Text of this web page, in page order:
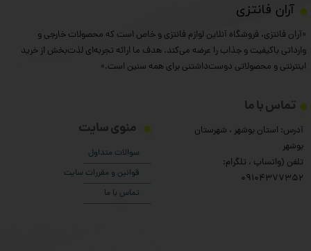
​آران فانتزی
«آران فانتزی، فروشگاه آنلاین لوازم فانتزی و خاص است که محصولات خارجی و
وارداتی باکیفیت و جذاب را عرضه می‌کند. هدف ما ارائه تجربه‌ای لذت‌بخش از خرید
اینترنتی و محصولاتی دوست‌داشتنی برای همه سنین است.»
منوی سایت
سوالات متداول
قوانین و مقررات سایت
تماس با ما
تماس با ما
آدرس: استان بوشهر ، شهرستان
بوشهر
تلفن (واتساپ ، تلگرام:
۰9104377352